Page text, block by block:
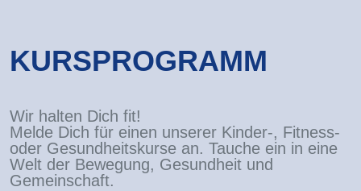
KURSPROGRAMM
Wir halten Dich fit!
Melde Dich für einen unserer Kinder-, Fitness-
oder Gesundheitskurse an. Tauche ein in eine
Welt der Bewegung, Gesundheit und
Gemeinschaft.